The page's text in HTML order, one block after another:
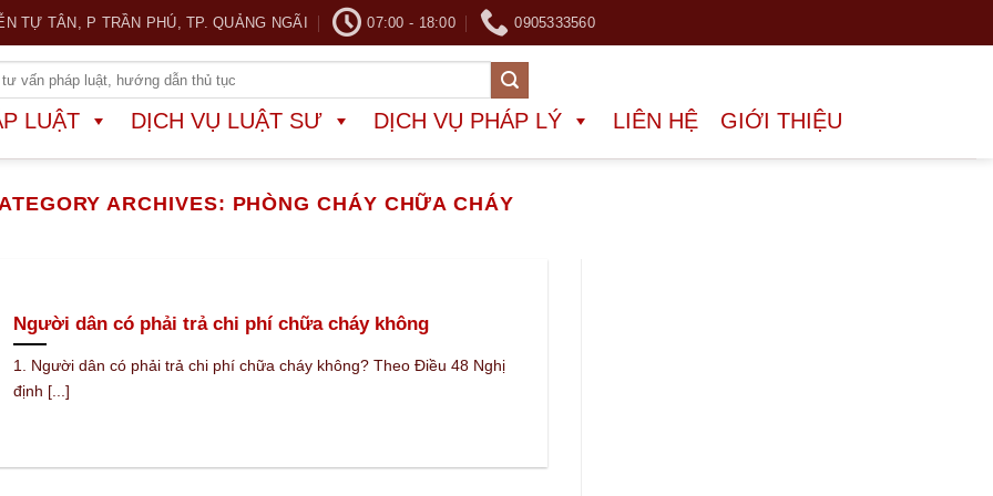
TỰ TÂN, P TRẦN PHÚ, TP. QUẢNG NGÃI 07:00 - 18:00 0905333560
LUẬT DỊCH VỤ LUẬT SƯ DỊCH VỤ PHÁP LÝ LIÊN HỆ GIỚI THIỆU
ARCHIVES: PHÒNG CHÁY CHỮA CHÁY
Người dân có phải trả chi phí chữa cháy không
1. Người dân có phải trả chi phí chữa cháy không? Theo Điều 48 Nghị
định [...]